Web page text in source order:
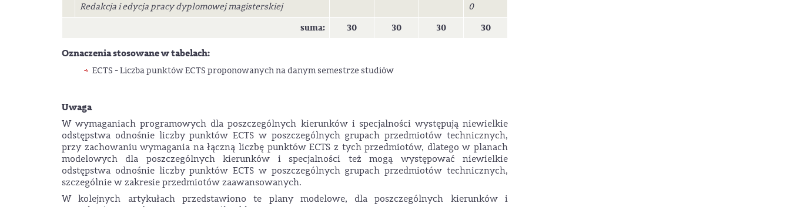
Redakcja i edycja pracy dyplomowej magisterskiej
0
suma: 30 30 30 30
Oznaczenia stosowane w tabelach:
ECTS - Liczba punktów ECTS proponowanych na danym semestrze studiów
Uwaga
W wymaganiach programowych dla poszczególnych kierunków i specjalności występują niewielkie
odstępstwa odnośnie liczby punktów ECTS w poszczególnych grupach przedmiotów technicznych,
przy zachowaniu wymagania na łączną liczbę punktów ECTS z tych przedmiotów, dlatego w planach
modelowych dla poszczególnych kierunków i specjalności też mogą występować niewielkie
odstępstwa odnośnie liczby punktów ECTS w poszczególnych grupach przedmiotów technicznych,
szczególnie w zakresie przedmiotów zaawansowanych.
W kolejnych artykułach przedstawiono te plany modelowe, dla poszczególnych kierunków i